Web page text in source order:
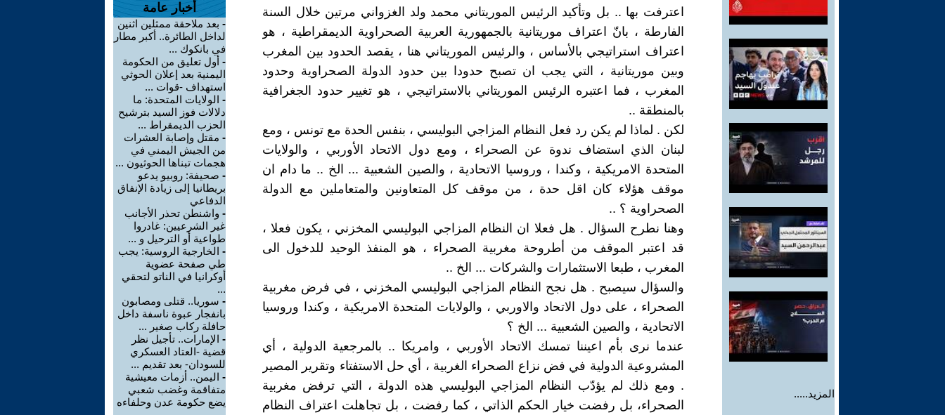
المزيد.....
اعترفت بها .. بل وتأكيد الرئيس الموريتاني محمد ولد الغزواني مرتين خلال السنة
الفارطة ، بانّ اعتراف موريتانية بالجمهورية العربية الصحراوية الديمقراطية ، هو
اعتراف استراتيجي بالأساس ، والرئيس الموريتاني هنا ، يقصد الحدود بين المغرب
وبين موريتانية ، التي يجب ان تصبح حدودا بين حدود الدولة الصحراوية وحدود
المغرب ، فما اعتبره الرئيس الموريتاني بالاستراتيجي ، هو تغيير حدود الجغرافية
بالمنطقة ..
لكن . لماذا لم يكن رد فعل النظام المزاجي البوليسي ، بنفس الحدة مع تونس ، ومع
لبنان الذي استضاف ندوة عن الصحراء ، ومع دول الاتحاد الأوربي ، والولايات
المتحدة الامريكية ، وكندا ، وروسيا الاتحادية ، والصين الشعبية ... الخ .. ما دام ان
موقف هؤلاء كان اقل حدة ، من موقف كل المتعاونين والمتعاملين مع الدولة
الصحراوية ؟ ..
وهنا نطرح السؤال . هل فعلا ان النظام المزاجي البوليسي المخزني ، يكون فعلا ،
قد اعتبر الموقف من أطروحة مغربية الصحراء ، هو المنفذ الوحيد للدخول الى
المغرب ، طبعا الاستثمارات والشركات ... الخ ..
والسؤال سيصبح . هل نجح النظام المزاجي البوليسي المخزني ، في فرض مغربية
الصحراء ، على دول الاتحاد والاوربي ، والولايات المتحدة الامريكية ، وكندا وروسيا
الاتحادية ، والصين الشعبية ... الخ ؟
عندما نرى بأم اعيننا تمسك الاتحاد الأوربي ، وامريكا .. بالمرجعية الدولية ، أي
المشروعية الدولية في فض نزاع الصحراء الغربية ، أي حل الاستفتاء وتقرير المصير
. ومع ذلك لم يؤدّب النظام المزاجي البوليسي هذه الدولة ، التي ترفض مغربية
الصحراء، بل رفضت خيار الحكم الذاتي ، كما رفضت ، بل تجاهلت اعتراف النظام
أخبار عامة
- بعد ملاحقة ممثلين اثنين
لداخل الطائرة.. أكبر مطار
في بانكوك ...
- أول تعليق من الحكومة
اليمنية بعد إعلان الحوثي
استهداف -قوات ...
- الولايات المتحدة: ما
دلالات فوز السيد بترشيح
الحزب الديمقراط ...
- مقتل وإصابة العشرات
من الجيش اليمني في
هجمات تبناها الحوثيون ...
- صحيفة: روبيو يدعو
بريطانيا إلى زيادة الإنفاق
الدفاعي
- واشنطن تحذر الأجانب
غير الشرعيين: غادروا
طواعية أو الترحيل و ...
- الخارجية الروسية: يجب
طي صفحة عضوية
أوكرانيا في الناتو لتحقي
...
- سوريا.. قتلى ومصابون
بانفجار عبوة ناسفة داخل
حافلة ركاب صغير ...
- الإمارات.. تأجيل نظر
قضية -العتاد العسكري
للسودان- بعد تقديم ...
- اليمن.. أزمات معيشية
متفاقمة وغضب شعبي
يضع حكومة عدن وحلفاءه